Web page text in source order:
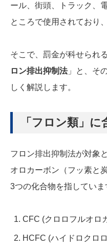
ール、街頭、トラック、
ところで使用されており
そこで、罰金が科せられ
ロン排出抑制法」と、そ
しく解説します。
「フロン類」
フロン排出抑制法が対象
オロカーボン（フッ素と
3つの化合物を指していま
CFC (クロロフルオロ
HCFC (ハイドロクロ